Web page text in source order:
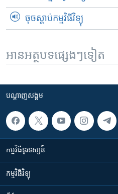
ចុចស្តាប់កម្មវិធីវិទ្យុ
អានអត្ថបទផ្សេងៗទៀត
បណ្តាញ​សង្គម
កម្មវិធី​ទូរទស្សន៍
កម្មវិធី​វិទ្យុ